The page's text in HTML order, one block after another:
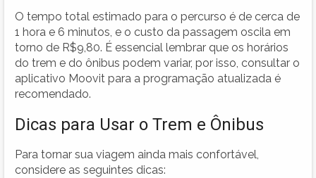
O tempo total estimado para o percurso é de cerca de
1 hora e 6 minutos, e o custo da passagem oscila em
torno de R$9,80. É essencial lembrar que os horários
do trem e do ônibus podem variar, por isso, consultar o
aplicativo Moovit para a programação atualizada é
recomendado.
Dicas para Usar o Trem e Ônibus
Para tornar sua viagem ainda mais confortável,
considere as seguintes dicas: